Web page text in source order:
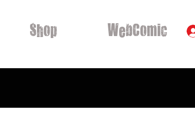
Shop WebComic